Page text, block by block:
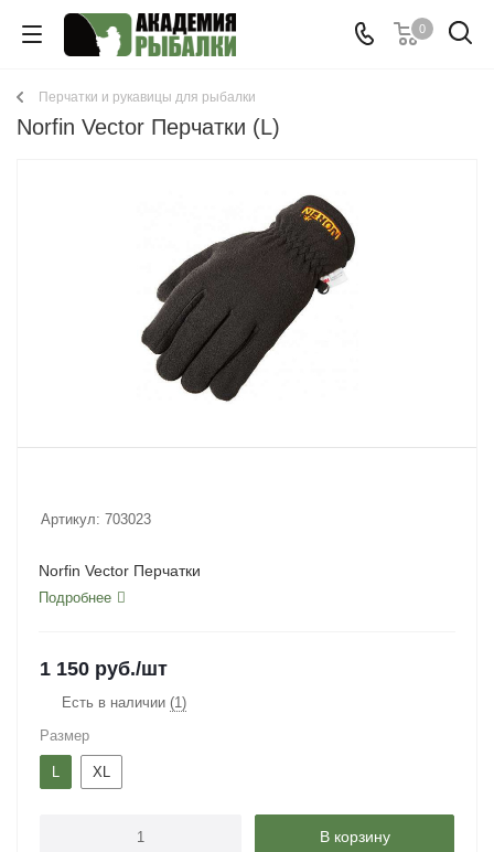
0
Перчатки и рукавицы для рыбалки
Norfin Vector Перчатки (L)
Артикул: 703023
Norfin Vector Перчатки
Подробнее
1 150 руб./шт
Есть в наличии (1)
Размер
L XL
В корзину